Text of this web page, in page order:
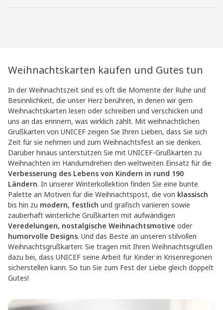
Weihnachtskarten kaufen und Gutes tun
In der Weihnachtszeit sind es oft die Momente der Ruhe und
Besinnlichkeit, die unser Herz berühren, in denen wir gern
Weihnachtskarten lesen oder schreiben und verschicken und
uns an das erinnern, was wirklich zählt. Mit weihnachtlichen
Grußkarten von UNICEF zeigen Sie Ihren Lieben, dass Sie sich
Zeit für sie nehmen und zum Weihnachtsfest an sie denken.
Darüber hinaus unterstützen Sie mit UNICEF-Grußkarten zu
Weihnachten im Handumdrehen den weltweiten Einsatz für die
Verbesserung des Lebens von Kindern in rund 190
Ländern. In unserer Winterkollektion finden Sie eine bunte
Palette an Motiven für die Weihnachtspost, die von klassisch
bis hin zu modern, festlich und grafisch variieren sowie
zauberhaft winterliche Grußkarten mit aufwändigen
Veredelungen, nostalgische Weihnachtsmotive oder
humorvolle Designs. Und das Beste an unseren stilvollen
Weihnachtsgrußkarten: Sie tragen mit Ihren Weihnachtsgrüßen
dazu bei, dass UNICEF seine Arbeit für Kinder in Krisenregionen
sicherstellen kann. So tun Sie zum Fest der Liebe gleich doppelt
Gutes!